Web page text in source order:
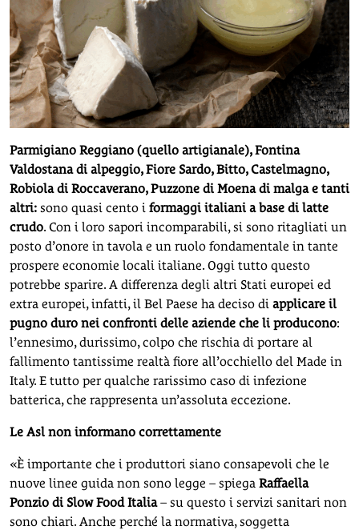
Parmigiano Reggiano (quello artigianale), Fontina
Valdostana di alpeggio, Fiore Sardo, Bitto, Castelmagno,
Robiola di Roccaverano, Puzzone di Moena di malga e tanti
altri: sono quasi cento i formaggi italiani a base di latte
crudo. Con i loro sapori incomparabili, si sono ritagliati un
posto d’onore in tavola e un ruolo fondamentale in tante
prospere economie locali italiane. Oggi tutto questo
potrebbe sparire. A differenza degli altri Stati europei ed
extra europei, infatti, il Bel Paese ha deciso di applicare il
pugno duro nei confronti delle aziende che li producono:
l’ennesimo, durissimo, colpo che rischia di portare al
fallimento tantissime realtà fiore all’occhiello del Made in
Italy. E tutto per qualche rarissimo caso di infezione
batterica, che rappresenta un’assoluta eccezione.
Le Asl non informano correttamente
«È importante che i produttori siano consapevoli che le
nuove linee guida non sono legge – spiega Raffaella
Ponzio di Slow Food Italia– su questo i servizi sanitari non
sono chiari. Anche perché la normativa, soggetta